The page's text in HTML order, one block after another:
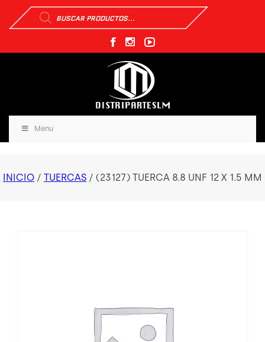
Búsqueda
de
productos
Menu
INICIO / TUERCAS / (23127) TUERCA 8.8 UNF 12 X 1.5 MM